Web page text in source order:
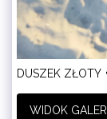
DUSZEK ZŁOTY
WIDOK GALERII